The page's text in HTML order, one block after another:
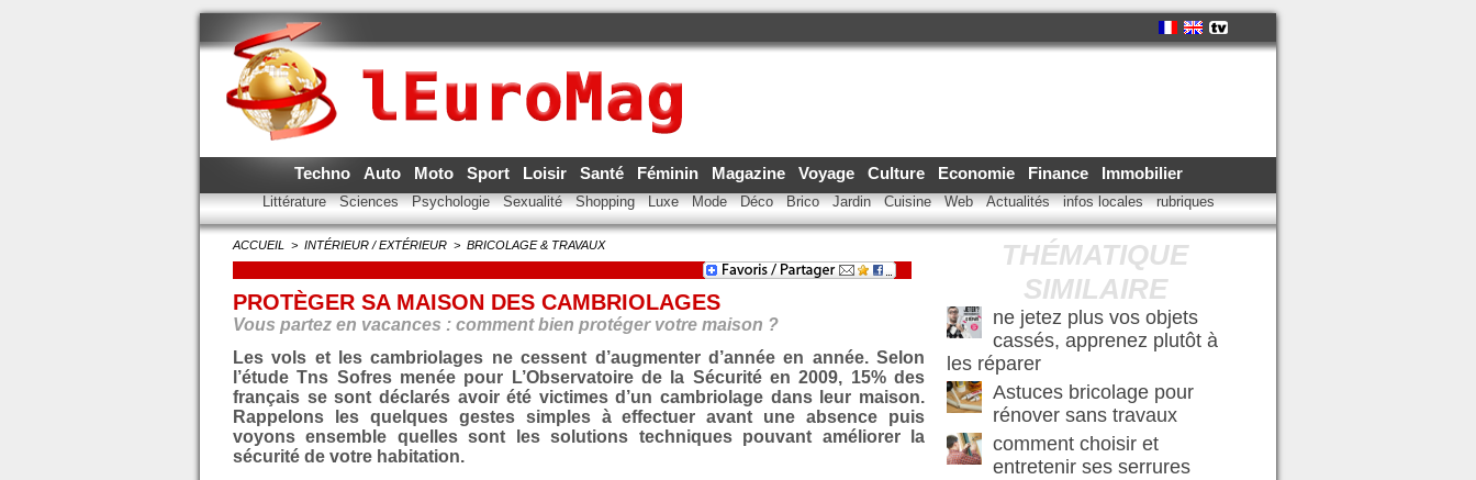
Techno Auto Moto Sport Loisir Santé Féminin Magazine Voyage Culture Economie Finance Immobilier
Littérature Sciences Psychologie Sexualité Shopping Luxe Mode Déco Brico Jardin Cuisine Web Actualités infos locales rubriques
ACCUEIL > INTÉRIEUR / EXTÉRIEUR > BRICOLAGE & TRAVAUX
PROTÈGER SA MAISON DES CAMBRIOLAGES
Vous partez en vacances : comment bien protéger votre maison ?
Les vols et les cambriolages ne cessent d’augmenter d’année en année. Selon
l’étude Tns Sofres menée pour L’Observatoire de la Sécurité en 2009, 15% des
français se sont déclarés avoir été victimes d’un cambriolage dans leur maison.
Rappelons les quelques gestes simples à effectuer avant une absence puis
voyons ensemble quelles sont les solutions techniques pouvant améliorer la
sécurité de votre habitation.
THÉMATIQUE
SIMILAIRE
ne jetez plus vos objets
cassés, apprenez plutôt à
les réparer
Astuces bricolage pour
rénover sans travaux
comment choisir et
entretenir ses serrures